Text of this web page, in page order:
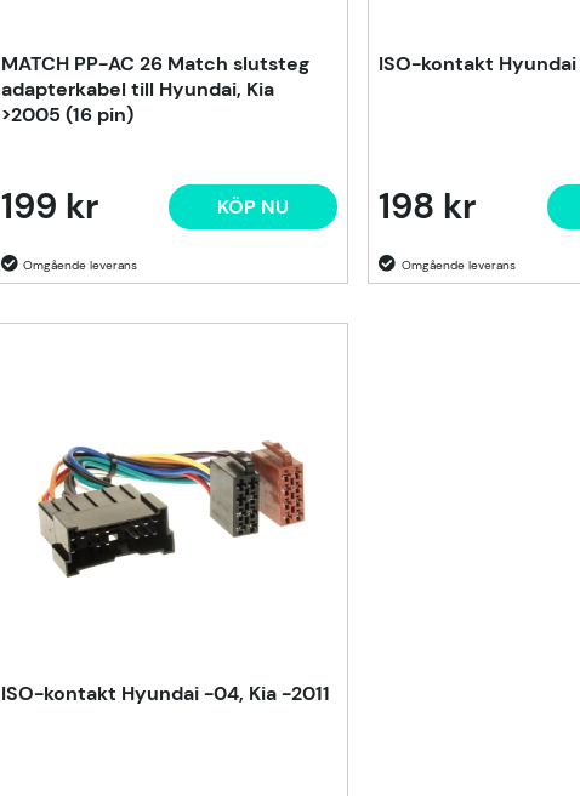
MATCH PP-AC 26 Match slutsteg
adapterkabel till Hyundai, Kia
>2005 (16 pin)
199 kr KÖP NU
ISO-kontakt Hyundai
198 kr
ISO-kontakt Hyundai -04, Kia -2011